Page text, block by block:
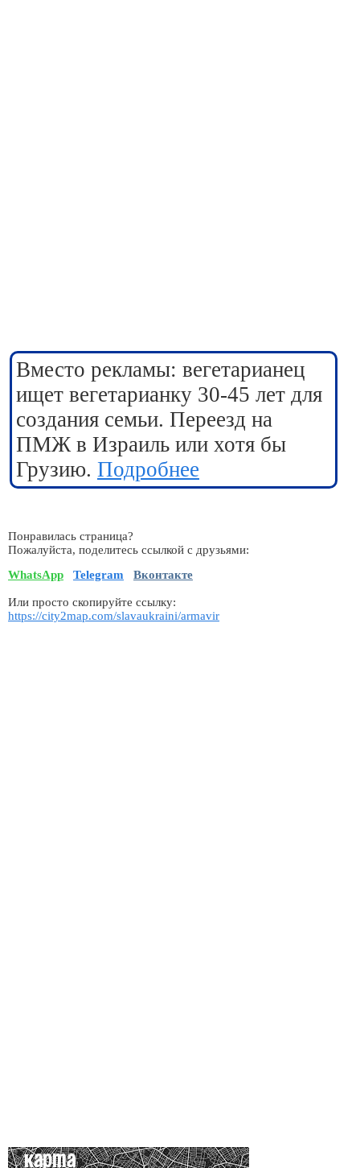
Вместо рекламы: вегетарианец
ищет вегетарианку 30-45 лет для
создания семьи. Переезд на
ПМЖ в Израиль или хотя бы
Грузию. Подробнее
Понравилась страница?
Пожалуйста, поделитесь ссылкой с друзьями:
WhatsApp
Telegram Вконтакте
Или просто скопируйте ссылку:
https://city2map.com/slavaukraini/armavir